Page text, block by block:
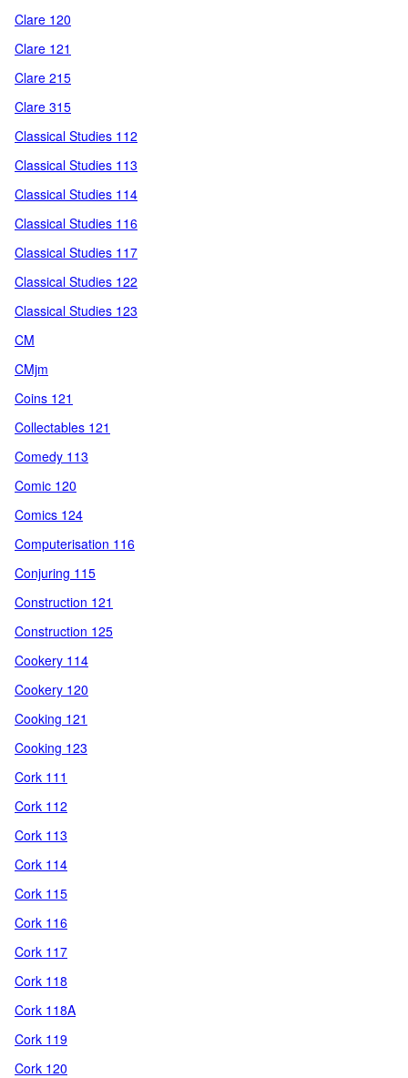
Clare 120
Clare 121
Clare 215
Clare 315
Classical Studies 112
Classical Studies 113
Classical Studies 114
Classical Studies 116
Classical Studies 117
Classical Studies 122
Classical Studies 123
CM
CMjm
Coins 121
Collectables 121
Comedy 113
Comic 120
Comics 124
Computerisation 116
Conjuring 115
Construction 121
Construction 125
Cookery 114
Cookery 120
Cooking 121
Cooking 123
Cork 111
Cork 112
Cork 113
Cork 114
Cork 115
Cork 116
Cork 117
Cork 118
Cork 118A
Cork 119
Cork 120